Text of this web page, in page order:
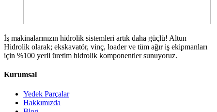
İş makinalarınızın hidrolik sistemleri artık daha güçlü! Altun
Hidrolik olarak; ekskavatör, vinç, loader ve tüm ağır iş ekipmanları
için %100 yerli üretim hidrolik komponentler sunuyoruz.
Kurumsal
Yedek Parçalar
Hakkımızda